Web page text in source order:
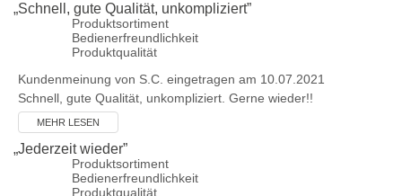
„Schnell, gute Qualität, unkompliziert”
Produktsortiment
Bedienerfreundlichkeit
Produktqualität
Kundenmeinung von S.C. eingetragen am 10.07.2021
Schnell, gute Qualität, unkompliziert. Gerne wieder!!
MEHR LESEN
„Jederzeit wieder”
Produktsortiment
Bedienerfreundlichkeit
Produktqualität